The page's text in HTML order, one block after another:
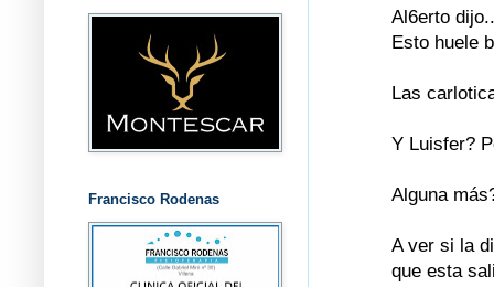
Al6erto
Esto huele
Las
Y Luisfer?
Alguna
A ver si la
que esta
Francisco Rodenas